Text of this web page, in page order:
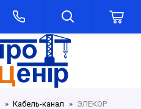
Кабель-канал ЭЛЕКОР